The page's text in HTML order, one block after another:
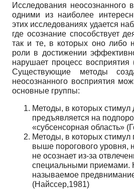
Исследования неосознанного
одними из наиболее
этих исследованиях удается
где осознание спо­собствует
так и те, в которых оно либо
роли в достижении
нарушает процесс
Существующие методы
неосознанного восприятия
основные группы:
Методы, в которых стимул
предъявляется на
«субсенсорная область»
Методы, в которых стимул
выше порогового уровня,
не осознает из-за
специальными приемами.
называемое
(Найссер,1981)